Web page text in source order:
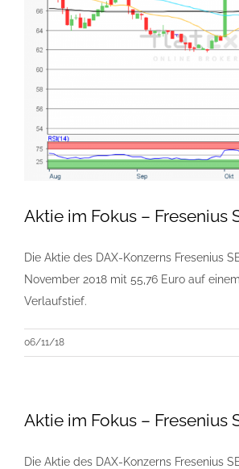
Aktie im Fokus – Fresenius
Die Aktie des DAX-Konzerns Fresenius
November 2018 mit 55,76 Euro auf
Verlaufstief.
06/11/18
Aktie im Fokus – Fresenius
Die Aktie des DAX-Konzerns Fresenius